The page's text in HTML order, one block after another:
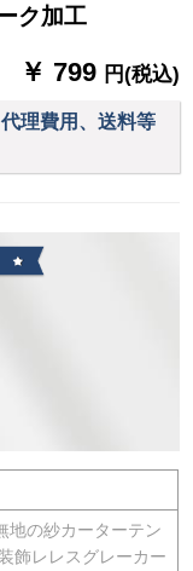
ク加工
￥ 799 円(税込)
理費用、送料等
地の紗カーターテン
飾レレスグレーカー